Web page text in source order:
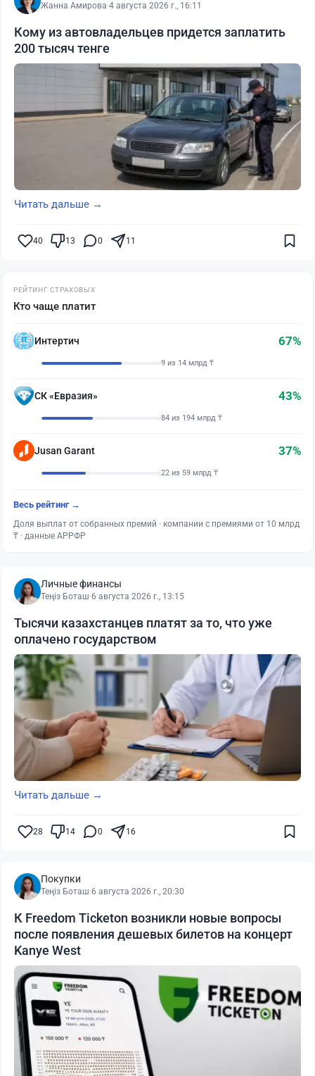
Жанна Амирова·4 августа 2026 г., 16:11
Кому из автовладельцев придется заплатить
200 тысяч тенге
Читать дальше →
40 13 0 11
РЕЙТИНГ СТРАХОВЫХ
Кто чаще платит
Интертич 67%
9 из 14 млрд ₸
СК «Евразия» 43%
84 из 194 млрд ₸
Jusan Garant 37%
22 из 59 млрд ₸
Весь рейтинг →
Доля выплат от собранных премий · компании с премиями от 10 млрд
₸ · данные АРРФР
Личные финансы
Теңіз Боташ·6 августа 2026 г., 13:15
Тысячи казахстанцев платят за то, что уже
оплачено государством
Читать дальше →
28 14 0 16
Покупки
Теңіз Боташ·6 августа 2026 г., 20:30
К Freedom Ticketon возникли новые вопросы
после появления дешевых билетов на концерт
Kanye West